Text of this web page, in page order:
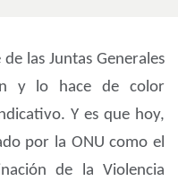
las Juntas Generales
y lo hace de color
Y es que hoy,
por la ONU como el
de la Violencia